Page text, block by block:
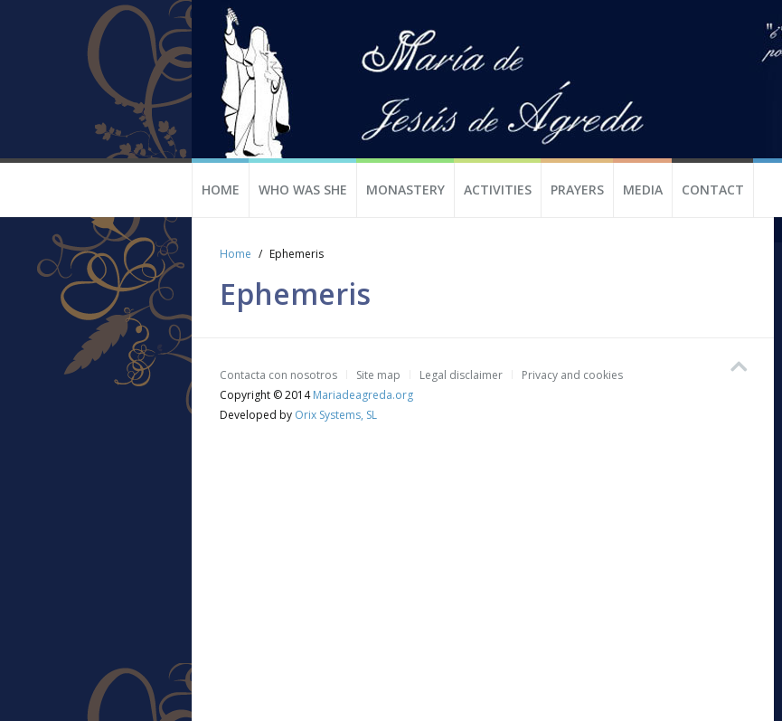
HOME WHO WAS SHE MONASTERY ACTIVITIES PRAYERS MEDIA CONTACT
Home Ephemeris
Ephemeris
Contacta con nosotros Site map Legal disclaimer
Privacy and cookies
Copyright © 2014Mariadeagreda.org
Developed by Orix Systems, SL